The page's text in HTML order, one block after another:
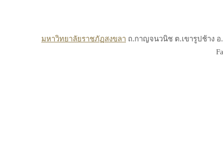
มหาวิทยาลัยราชภัฏสงขลา ถ.กาญจนวนิช ต.เขารูปช้าง อ.